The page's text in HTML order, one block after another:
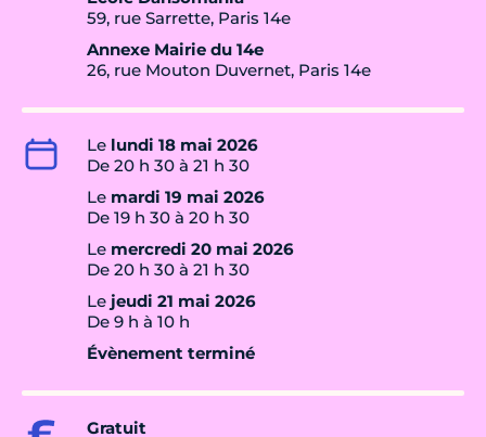
59, rue Sarrette, Paris 14e
Annexe Mairie du 14e
26, rue Mouton Duvernet, Paris 14e
Le lundi 18 mai 2026
De 20 h 30 à 21 h 30
Le mardi 19 mai 2026
De 19 h 30 à 20 h 30
Le mercredi 20 mai 2026
De 20 h 30 à 21 h 30
Le jeudi 21 mai 2026
De 9 h à 10 h
Évènement terminé
Gratuit